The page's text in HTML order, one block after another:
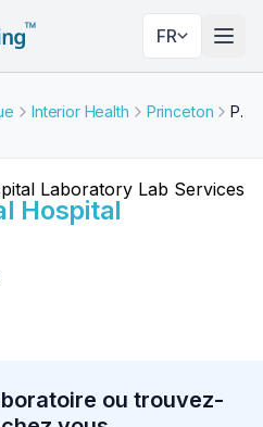
FR
Interior Health Princeton Princeton General Hospital Laboratory
Hospital
ou trouvez-